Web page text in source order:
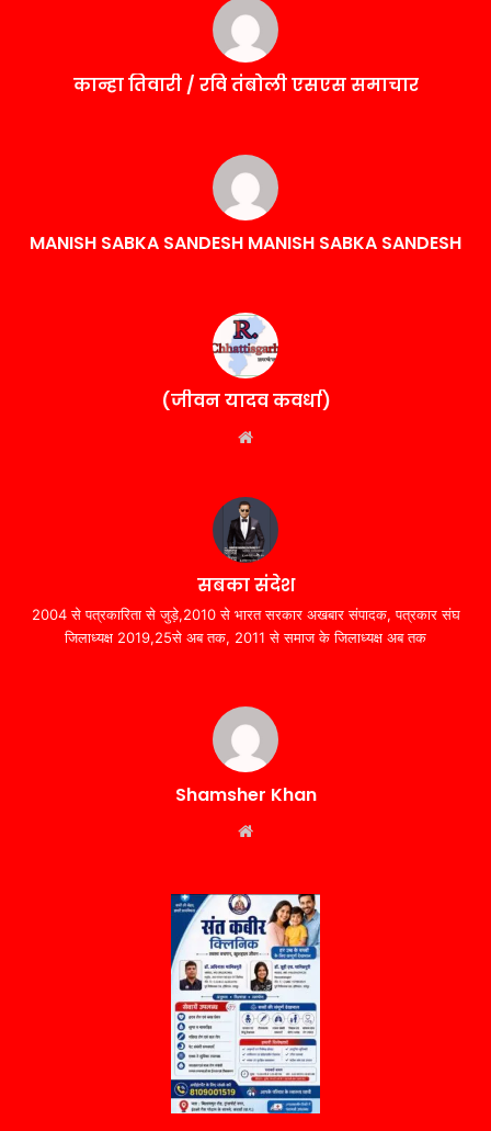
कान्हा तिवारी / रवि तंबोली एसएस समाचार
MANISH SABKA SANDESH MANISH SABKA SANDESH
(जीवन यादव कवर्धा)
सबका संदेश
2004 से पत्रकारिता से जुड़े,2010 से भारत सरकार अखबार संपादक, पत्रकार संघ
जिलाध्यक्ष 2019,25से अब तक, 2011 से समाज के जिलाध्यक्ष अब तक
Shamsher Khan